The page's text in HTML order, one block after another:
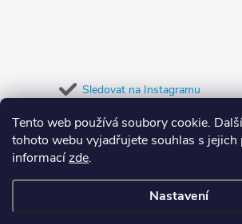
Tento web používá soubory cookie.
tohoto webu vyjadřujete souhlas s
informacízde.
Nastavení
p
i
s
u
Sledovat na Instagramu
Přijímáme online platby